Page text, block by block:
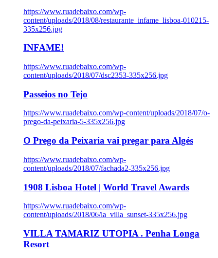
https://www.ruadebaixo.com/wp-
content/uploads/2018/08/restaurante_infame_lisboa-010215-
335x256.jpg
INFAME!
https://www.ruadebaixo.com/wp-
content/uploads/2018/07/dsc2353-335x256.jpg
Passeios no Tejo
https://www.ruadebaixo.com/wp-content/uploads/2018/07/o-
prego-da-peixaria-5-335x256.jpg
O Prego da Peixaria vai pregar para Algés
https://www.ruadebaixo.com/wp-
content/uploads/2018/07/fachada2-335x256.jpg
1908 Lisboa Hotel | World Travel Awards
https://www.ruadebaixo.com/wp-
content/uploads/2018/06/la_villa_sunset-335x256.jpg
VILLA TAMARIZ UTOPIA . Penha Longa
Resort